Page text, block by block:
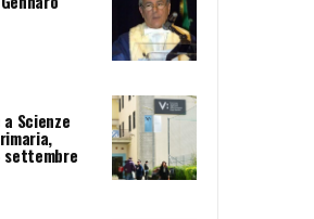
Scienze
settembre